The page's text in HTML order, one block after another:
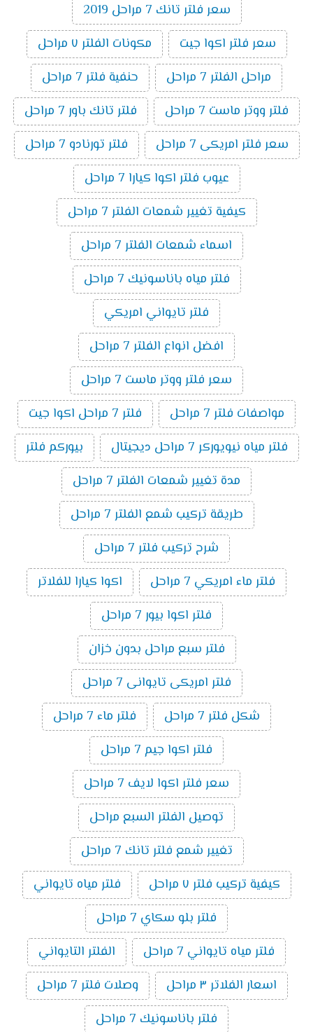
سعر فلتر تانك 7 مراحل 2019
سعر فلتر اكوا جيت
مكونات الفلتر ٧ مراحل
مراحل الفلتر 7 مراحل
حنفية فلتر 7 مراحل
فلتر ووتر ماست 7 مراحل
فلتر تانك باور 7 مراحل
سعر فلتر امريكى 7 مراحل
فلتر تورنادو 7 مراحل
عيوب فلتر اكوا كيارا 7 مراحل
كيفية تغيير شمعات الفلتر 7 مراحل
اسماء شمعات الفلتر 7 مراحل
فلتر مياه باناسونيك 7 مراحل
فلتر تايواني امريكي
افضل انواع الفلتر 7 مراحل
سعر فلتر ووتر ماست 7 مراحل
مواصفات فلتر 7 مراحل
فلتر 7 مراحل اكوا جيت
فلتر مياه نيويوركر 7 مراحل ديجيتال
بيوركم فلتر
مدة تغيير شمعات الفلتر 7 مراحل
طريقة تركيب شمع الفلتر 7 مراحل
شرح تركيب فلتر 7 مراحل
فلتر ماء امريكي 7 مراحل
اكوا كيارا للفلاتر
فلتر اكوا بيور 7 مراحل
فلتر سبع مراحل بدون خزان
فلتر امريكى تايوانى 7 مراحل
شكل فلتر 7 مراحل
فلتر ماء 7 مراحل
فلتر اكوا جيم 7 مراحل
سعر فلتر اكوا لايف 7 مراحل
توصيل الفلتر السبع مراحل
تغيير شمع فلتر تانك 7 مراحل
كيفية تركيب فلتر ٧ مراحل
فلتر مياه تايواني
فلتر بلو سكاي 7 مراحل
فلتر مياه تايواني 7 مراحل
الفلتر التايواني
اسعار الفلاتر ٣ مراحل
وصلات فلتر 7 مراحل
فلتر باناسونيك 7 مراحل